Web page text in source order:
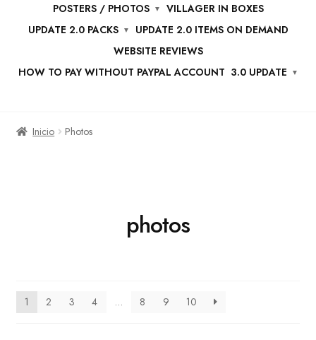
POSTERS / PHOTOS
VILLAGER IN BOXES
UPDATE 2.0 PACKS
UPDATE 2.0 ITEMS ON DEMAND
WEBSITE REVIEWS
HOW TO PAY WITHOUT PAYPAL ACCOUNT 3.0 UPDATE
Inicio Photos
photos
1 2 3 4 … 8 9 10